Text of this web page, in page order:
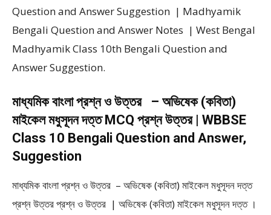
Question and Answer Suggestion | Madhyamik
Bengali Question and Answer Notes | West Bengal
Madhyamik Class 10th Bengali Question and
Answer Suggestion.
মাধ্যমিক বাংলা প্রশ্ন ও উত্তর – অভিষেক (কবিতা)
মাইকেল মধুসূদন দত্ত MCQ প্রশ্ন উত্তর | WBBSE
Class 10 Bengali Question and Answer,
Suggestion
মাধ্যমিক বাংলা প্রশ্ন ও উত্তর – অভিষেক (কবিতা) মাইকেল মধুসূদন দত্ত
প্রশ্ন উত্তর প্রশ্ন ও উত্তর | অভিষেক (কবিতা) মাইকেল মধুসূদন দত্ত ।